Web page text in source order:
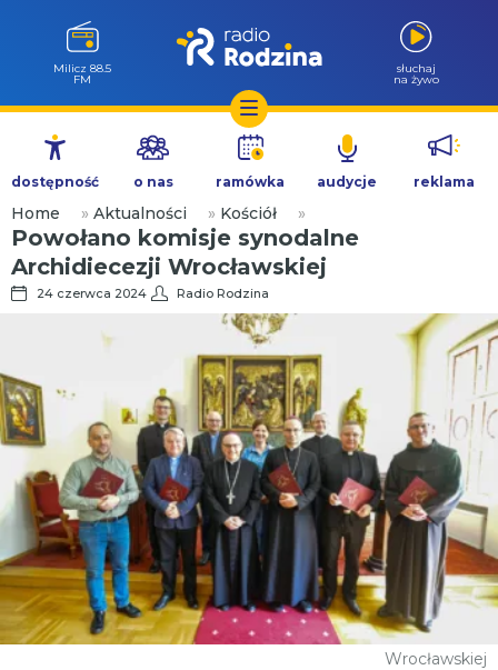
Przejdź
treści
Milicz 88.5
FM
słuchaj
na żywo
dostępność o nas ramówka audycje reklama
Home » Aktualności » Kościół »
Powołano komisje synodalne
Archidiecezji Wrocławskiej
24 czerwca 2024 Radio Rodzina
Wrocławskiej